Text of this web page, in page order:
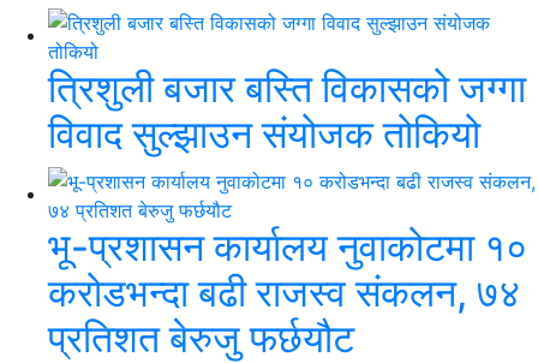
त्रिशुली बजार बस्ति विकासको जग्गा
विवाद सुल्झाउन संयोजक तोकियो
भू-प्रशासन कार्यालय नुवाकोटमा १०
करोडभन्दा बढी राजस्व संकलन, ७४
प्रतिशत बेरुजु फर्छयौट